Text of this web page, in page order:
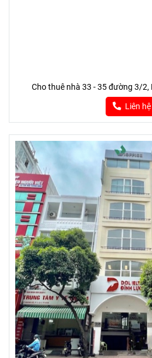
Cho thuê nhà 33 - 35 đường 3/2,
Liên hệ